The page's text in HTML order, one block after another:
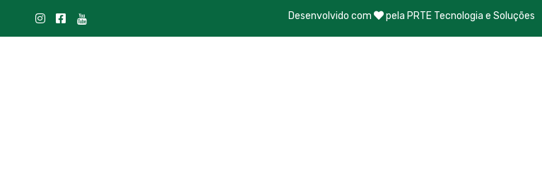
Desenvolvido com pela PRTE Tecnologia e Soluções